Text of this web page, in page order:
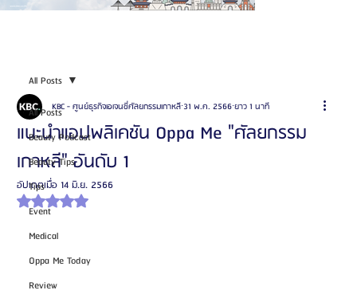
All Posts
Beauty Podcast
Beauty Tips
Tips
Event
Medical
Oppa Me Today
Review
All Posts
แนะนำแอปพลิเคชัน Oppa Me "ศัลยกรรม
เกาหลี" อันดับ 1
KBC - ศูนย์ธุรกิจเอเจนซี่ศัลยกรรมเกาหลี 31 พ.ค. 2566ยาว 1 นาที
อัปเดตเมื่อ 14 มิ.ย. 2566
ได้รับ NaN เต็ม 5 ดาว